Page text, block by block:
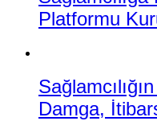
Platformu
Damga,